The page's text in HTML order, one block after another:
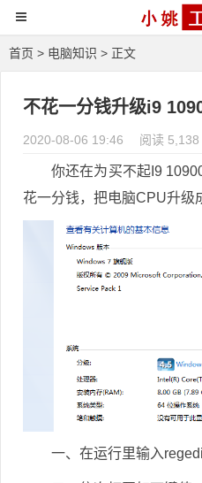
首页 > 电脑知识 > 正文
不花一分钱升级i9
2020-08-06 19:46 阅读 5,138
你还在为买不起I9
花一分钱，把电脑CPU升级
一、在运行里输入